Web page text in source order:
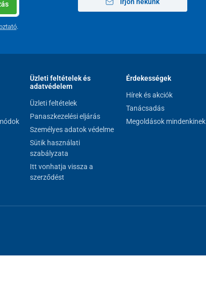
.
Üzleti feltételek és
adatvédelem
Üzleti feltételek
Panaszkezelési eljárás
Személyes adatok védelme
Sütik használati
szabályzata
Itt vonhatja vissza a
szerződést
Érdekességek
Hírek és akciók
Tanácsadás
Megoldások mindenkinek